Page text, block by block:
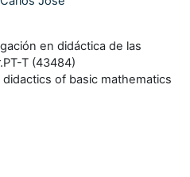
en didáctica de las
T (43484)
of basic mathematics